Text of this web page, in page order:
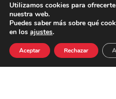
34667504662
Utilizamos cookies para
nuestra web.
Puedes saber más sobre qué
en los ajustes.
Aceptar Rechazar